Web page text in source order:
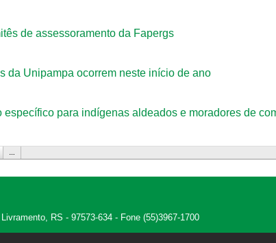
de assessoramento da Fapergs
da Unipampa ocorrem neste início de ano
específico para indígenas aldeados e moradores de
RS - 97573-634 - Fone (55)3967-1700